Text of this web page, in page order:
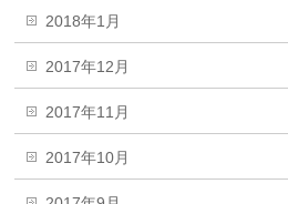
2018年1月
2017年12月
2017年11月
2017年10月